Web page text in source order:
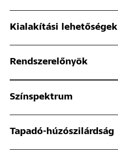
Kialakítási lehetőségek
Rendszerelőnyök
Színspektrum
Tapadó-húzószilárdság